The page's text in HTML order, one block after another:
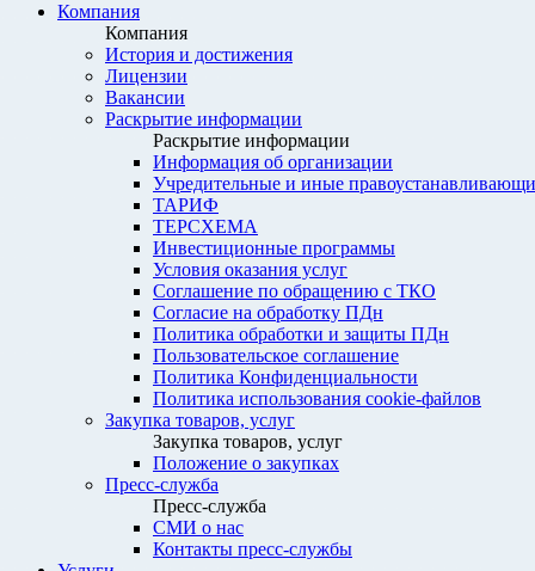
Компания
Компания
История и достижения
Лицензии
Вакансии
Раскрытие информации
Раскрытие информации
Информация об организации
Учредительные и иные
ТАРИФ
ТЕРСХЕМА
Инвестиционные программы
Условия оказания услуг
Соглашение по обращению с ТКО
Согласие на обработку ПДн
Политика обработки и защиты ПДн
Пользовательское соглашение
Политика Конфиденциальности
Политика использования cookie-файлов
Закупка товаров, услуг
Закупка товаров, услуг
Положение о закупках
Пресс-служба
Пресс-служба
СМИ о нас
Контакты пресс-службы